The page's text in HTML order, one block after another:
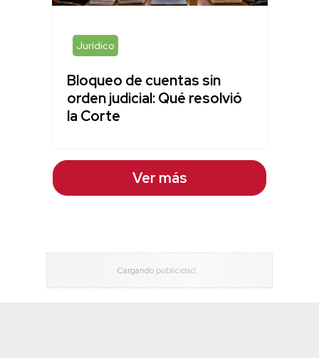
Jurídico
Bloqueo de cuentas sin
orden judicial: Qué resolvió
la Corte
Ver más